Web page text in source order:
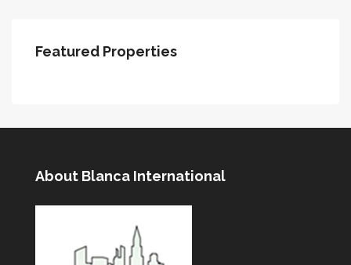
Featured Properties
About Blanca International